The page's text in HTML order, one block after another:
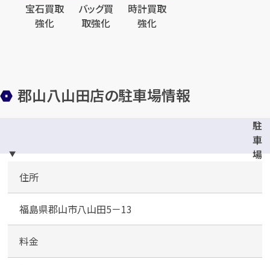
宝石買取
強化
バッグ買
取強化
時計買取
強化
郡山八山田店の駐車場情報
駐
車
場
住所
福島県郡山市八山田5－13
料金